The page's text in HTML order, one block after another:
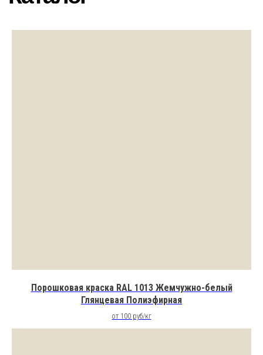
Порошковая краска RAL 1013 Жемчужно-белый
Глянцевая Полиэфирная
от 100 руб/кг